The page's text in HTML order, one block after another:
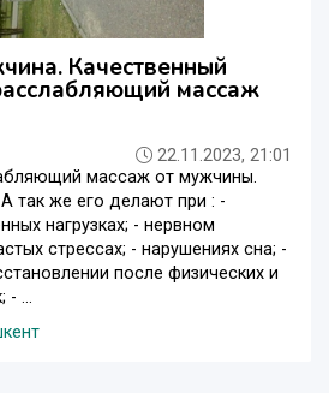
Качественный
массаж
22.11.2023, 21:01
массаж от мужчины.
так же его делают при : -
нагрузках; - нервном
стрессах; - нарушениях сна; -
после физических и
- ...